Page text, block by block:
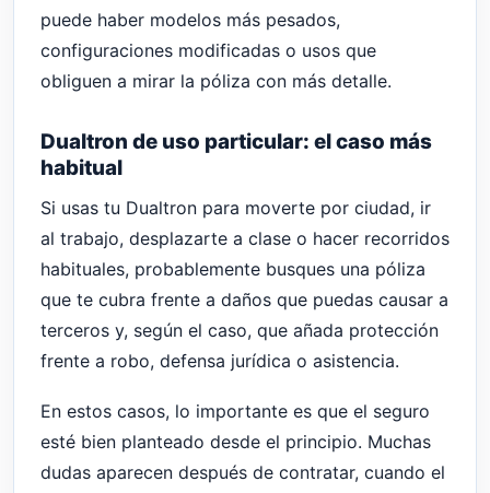
puede haber modelos más pesados,
configuraciones modificadas o usos que
obliguen a mirar la póliza con más detalle.
Dualtron de uso particular: el caso más
habitual
Si usas tu Dualtron para moverte por ciudad, ir
al trabajo, desplazarte a clase o hacer recorridos
habituales, probablemente busques una póliza
que te cubra frente a daños que puedas causar a
terceros y, según el caso, que añada protección
frente a robo, defensa jurídica o asistencia.
En estos casos, lo importante es que el seguro
esté bien planteado desde el principio. Muchas
dudas aparecen después de contratar, cuando el